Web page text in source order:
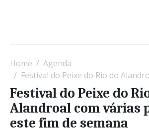
Home
Agenda
Festival do Peixe do Rio do Alandroal com várias
Festival do Peixe do
Alandroal com várias
este fim de semana